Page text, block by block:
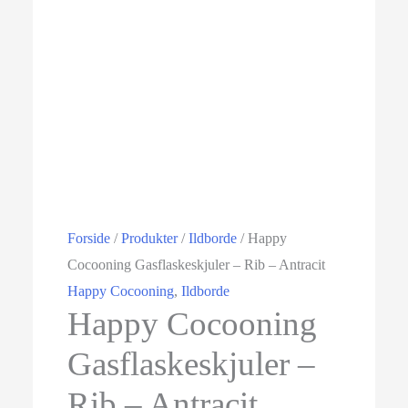
Forside /Produkter/Ildborde / Happy
Cocooning Gasflaskeskjuler – Rib – Antracit
Happy Cocooning,Ildborde
Happy Cocooning
Gasflaskeskjuler –